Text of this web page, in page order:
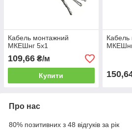
Кабель монтажний
МКЕШнг 5х1
109,66 ₴/м
Купити
Кабель
Про нас
80% позитивних з 48 відгуків за рік